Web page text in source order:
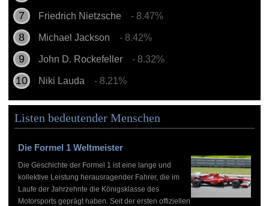
Friedrich Nietzsche - 8.47%
Michael Jackson - 8.42%
John D. Rockefeller - 8.32%
Niki Lauda - 8.21%
Listen bedeutender Menschen
Die Formel 1 Weltmeister
Die Geschichte der Formel 1 ist eine lange und
kollektive Leistung herausragender Fahrer, die im
Laufe der Jahrzehnte die Königsklasse des
Motorsports geprägt haben. Seit der ersten offiziellen